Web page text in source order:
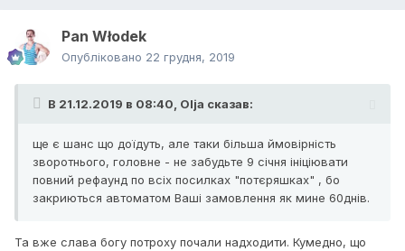
Pan Włodek
Опубліковано 22 грудня, 2019
В 21.12.2019 в 08:40, Olja сказав:
ще є шанс що доїдуть, але таки більша ймовірність
зворотнього, головне - не забудьте 9 січня ініціювати
повний рефаунд по всіх посилках "потєряшках" , бо
закриються автоматом Ваші замовлення як мине 60днів.
Та вже слава богу потроху почали надходити. Кумедно, що